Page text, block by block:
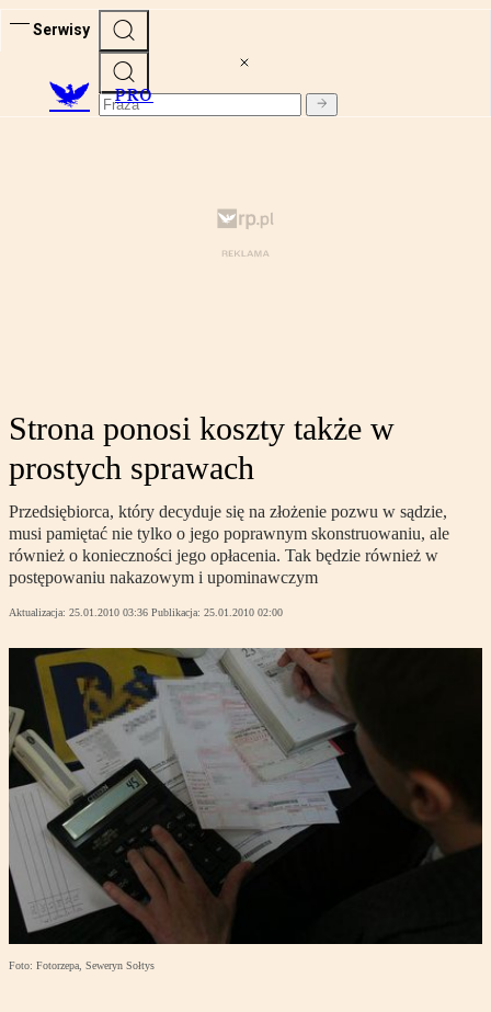
Serwisy
PRO
Strona ponosi koszty także w
prostych sprawach
Przedsiębiorca, który decyduje się na złożenie pozwu w sądzie,
musi pamiętać nie tylko o jego poprawnym skonstruowaniu, ale
również o konieczności jego opłacenia. Tak będzie również w
postępowaniu nakazowym i upominawczym
Aktualizacja: 25.01.2010 03:36 Publikacja: 25.01.2010 02:00
Foto: Fotorzepa, Seweryn Sołtys